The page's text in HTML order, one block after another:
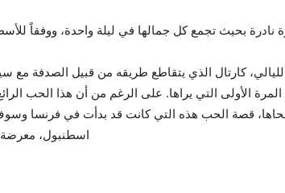
نادرة بحيث تجمع كل جمالها في ليلة واحدة، ووفقاً
كارتال الذي يتقاطع طريقه من قبيل الصدفة مع
الأولى التي يراها. على الرغم من أن هذا الحب
قصة الحب هذه التي كانت قد بدأت في فرنسا
اسطنبول، معرضة